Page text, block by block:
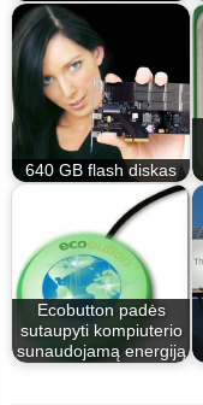
640 GB flash diskas
Ecobutton padės
sutaupyti kompiuterio
sunaudojamą energiją